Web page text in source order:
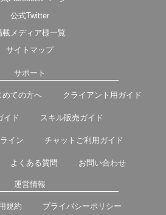
公式Twitter
載メディア様一覧
サイトマップ
サポート
めての方へ クライアント用ガイド
イド スキル販売ガイド
イン チャットご利用ガイド
よくある質問 お問い合わせ
運営情報
規約 プライバシーポリシー